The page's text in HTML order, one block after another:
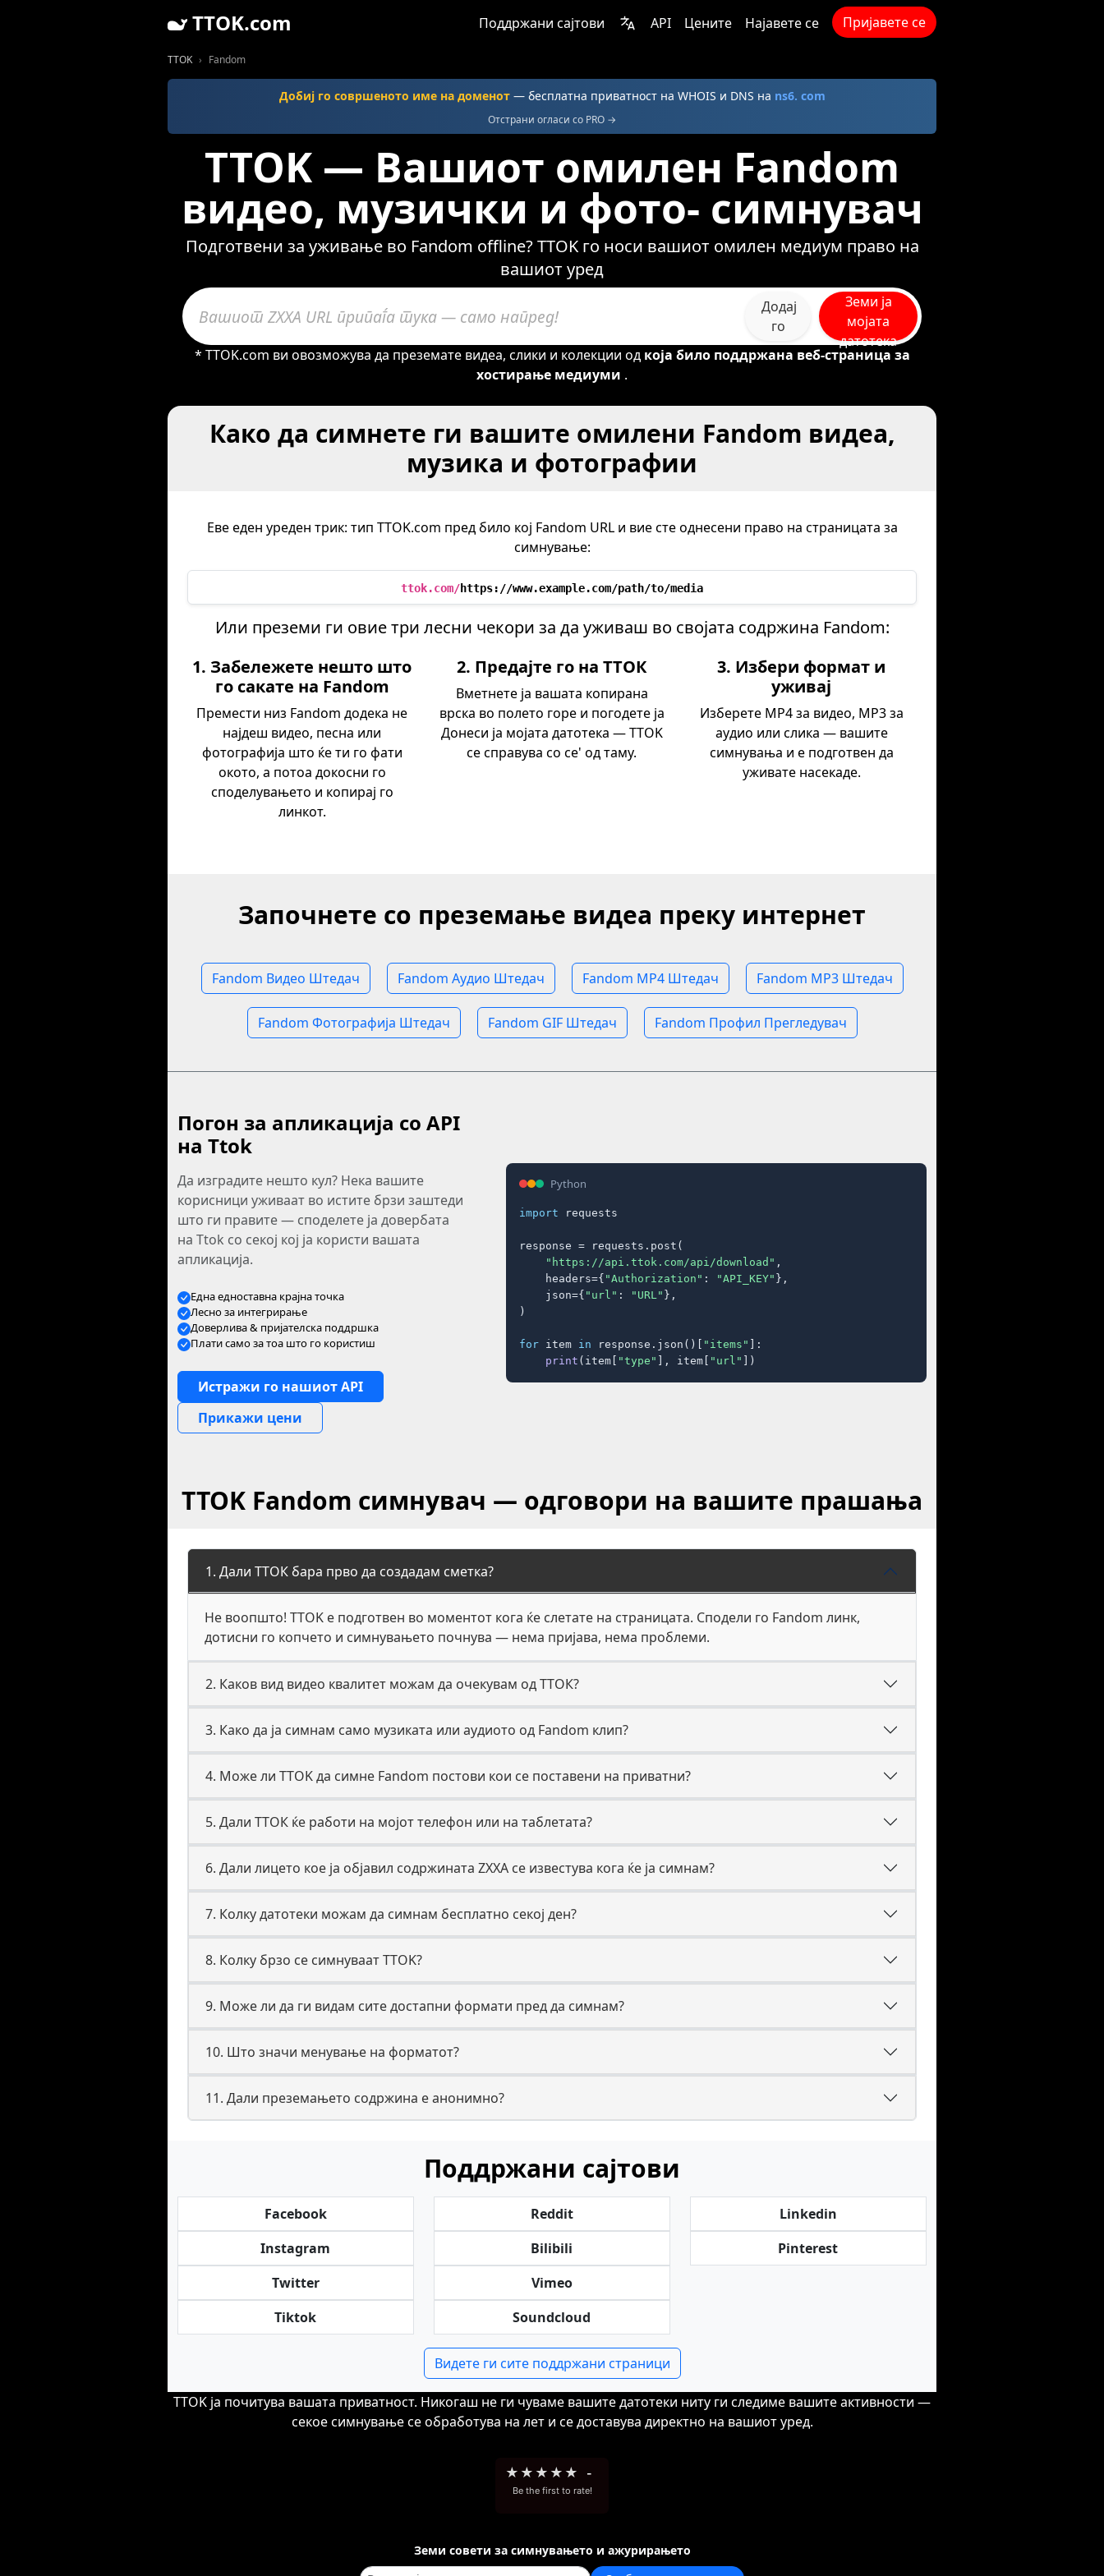
TTOK.com Поддржани сајтови API Цените Најавете се Пријавете се
TTOK Fandom
Добиј го совршеното име на доменот— бесплатна приватност на WHOIS и DNS на ns6. com
Отстрани огласи со PRO →
TTOK — Вашиот омилен Fandom
видео, музички и фото- симнувач
Подготвени за уживање во Fandom offline? TTOK го носи вашиот омилен медиум право на
вашиот уред
Додај
го
Земи ја
мојата
датотека
* TTOK.com ви овозможува да преземате видеа, слики и колекции од која било поддржана веб-страница за
хостирање медиуми .
Како да симнете ги вашите омилени Fandom видеа,
музика и фотографии
Еве еден уреден трик: тип TTOK.com пред било кој Fandom URL и вие сте однесени право на страницата за
симнување:
ttok.com/https://www.example.com/path/to/media
Или преземи ги овие три лесни чекори за да уживаш во својата содржина Fandom:
1. Забележете нешто што
го сакате на Fandom
Премести низ Fandom додека не
најдеш видео, песна или
фотографија што ќе ти го фати
окото, а потоа докосни го
споделувањето и копирај го
линкот.
2. Предајте го на ТТОК
Вметнете ја вашата копирана
врска во полето горе и погодете ја
Донеси ја мојата датотека — TTOK
се справува со се' од таму.
3. Избери формат и
уживај
Изберете MP4 за видео, MP3 за
аудио или слика — вашите
симнувања и е подготвен да
уживате насекаде.
Започнете со преземање видеа преку интернет
Fandom Видео Штедач Fandom Аудио Штедач Fandom MP4 Штедач Fandom MP3 Штедач
Fandom Фотографија Штедач Fandom GIF Штедач Fandom Профил Прегледувач
Погон за апликација со API
на Ttok
Да изградите нешто кул? Нека вашите
корисници уживаат во истите брзи заштеди
што ги правите — споделете ја довербата
на Ttok со секој кој ја користи вашата
апликација.
Една едноставна крајна точка
Лесно за интегрирање
Доверлива & пријателска поддршка
Плати само за тоа што го користиш
Истражи го нашиот API
Прикажи цени
Python
import requests
response = requests.post(
"https://api.ttok.com/api/download" ,
    headers={
"Authorization" : "API_KEY" },
    json={
"url" : "URL" },
)
for item in response.json()[ "items" ]:
print (item[ "type" ], item[ "url" ])
TTOK Fandom симнувач — одговори на вашите прашања
1. Дали ТТОК бара прво да создадам сметка?
Не воопшто! TTOK е подготвен во моментот кога ќе слетате на страницата. Сподели го Fandom линк,
дотисни го копчето и симнувањето почнува — нема пријава, нема проблеми.
2. Каков вид видео квалитет можам да очекувам од ТТОК?
3. Како да ја симнам само музиката или аудиото од Fandom клип?
4. Може ли TTOK да симне Fandom постови кои се поставени на приватни?
5. Дали ТТОК ќе работи на мојот телефон или на таблетата?
6. Дали лицето кое ја објавил содржината ZXXA се известува кога ќе ја симнам?
7. Колку датотеки можам да симнам бесплатно секој ден?
8. Колку брзо се симнуваат TTOK?
9. Може ли да ги видам сите достапни формати пред да симнам?
10. Што значи менување на форматот?
11. Дали преземањето содржина е анонимно?
Поддржани сајтови
Facebook
Instagram
Twitter
Tiktok
Reddit
Bilibili
Vimeo
Soundcloud
Linkedin
Pinterest
Видете ги сите поддржани страници
TTOK ја почитува вашата приватност. Никогаш не ги чуваме вашите датотеки ниту ги следиме вашите активности —
секое симнување се обработува на лет и се доставува директно на вашиот уред.
★ ★ ★ ★ ★ -
Be the first to rate!
Земи совети за симнувањето и ажурирањето